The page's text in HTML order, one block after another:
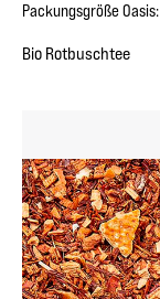
Packungsgröße Oasis:
Bio Rotbuschtee